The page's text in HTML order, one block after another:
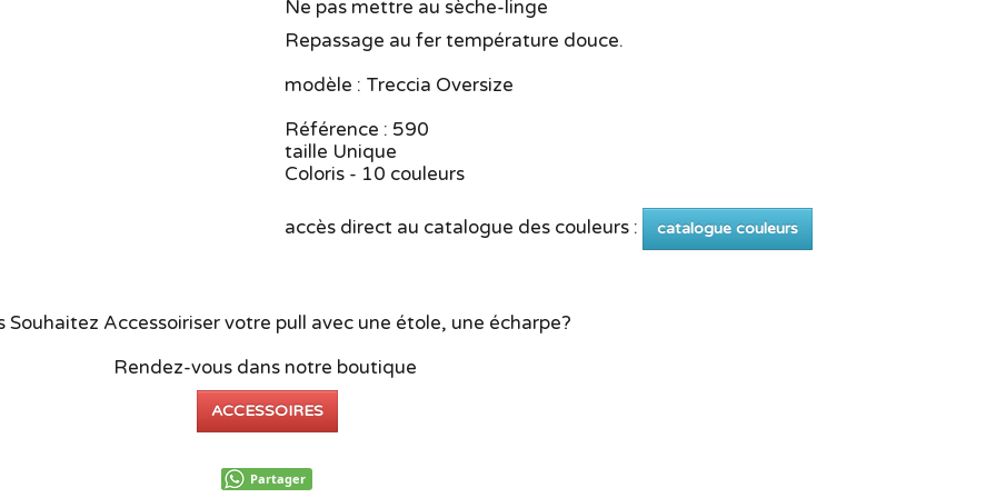
Ne pas mettre au sèche-linge
Repassage au fer température douce.
modèle : Treccia Oversize
Référence : 590
taille Unique
Coloris - 10 couleurs
accès direct au catalogue des couleurs : catalogue couleurs
Souhaitez Accessoiriser votre pull avec une étole, une écharpe?
Rendez-vous dans notre boutique
ACCESSOIRES
Partager